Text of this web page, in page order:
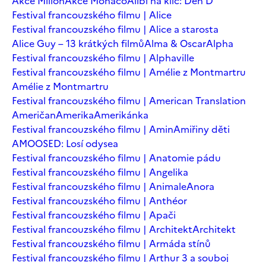
Festival francouzského filmu | Alice
Festival francouzského filmu | Alice a starosta
Alice Guy – 13 krátkých filmůAlma & OscarAlpha
Festival francouzského filmu | Alphaville
Festival francouzského filmu | Amélie z Montmartru
Amélie z Montmartru
Festival francouzského filmu | American Translation
AmeričanAmerikaAmerikánka
Festival francouzského filmu | AminAmiřiny děti
AMOOSED: Losí odysea
Festival francouzského filmu | Anatomie pádu
Festival francouzského filmu | Angelika
Festival francouzského filmu | AnimaleAnora
Festival francouzského filmu | Anthéor
Festival francouzského filmu | Apači
Festival francouzského filmu | ArchitektArchitekt
Festival francouzského filmu | Armáda stínů
Festival francouzského filmu | Arthur 3 a souboj